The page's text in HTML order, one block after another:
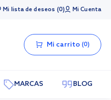
Mi lista de deseos 0 Mi Cuenta
Mi carrito 0
MARCAS BLOG